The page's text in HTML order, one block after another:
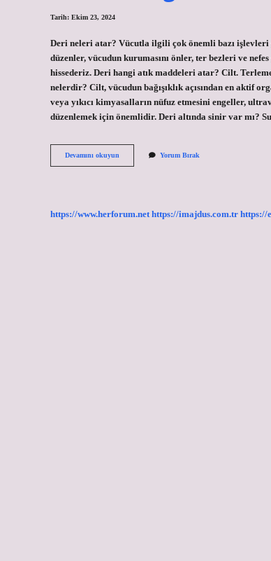
Tarih: Ekim 23, 2024
Deri neleri atar? Vücutla ilgili çok önemli bazı işlevleri
düzenler, vücudun kurumasını önler, ter bezleri ve
hissederiz. Deri hangi atık maddeleri atar? Cilt.
nelerdir? Cilt, vücudun bağışıklık açısından en aktif
veya yıkıcı kimyasalların nüfuz etmesini engeller,
düzenlemek için önemlidir. Deri altında sinir var mı?
Devamını okuyun
Hangi
Yorum Bırak
https://www.herforum.net https://imajdus.com.tr https://